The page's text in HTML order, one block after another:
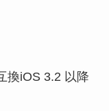
換iOS 3.2 以降